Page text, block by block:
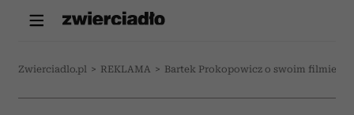
Zwierciadlo.pl > REKLAMA > Bartek Prokopowicz o swoim filmie